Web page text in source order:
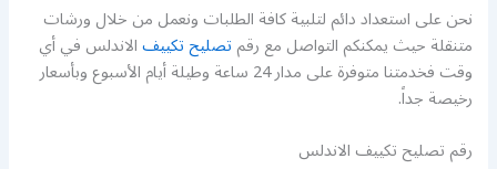
نحن على استعداد دائم لتلبية كافة الطلبات ونعمل من خلال ورشات
متنقلة حيث يمكنكم التواصل مع رقمتصليح تكييفالاندلس في أي
وقت فخدمتنا متوفرة على مدار 24 ساعة وطيلة أيام الأسبوع وبأسعار
رخيصة جداً.
رقم تصليح تكييف الاندلس